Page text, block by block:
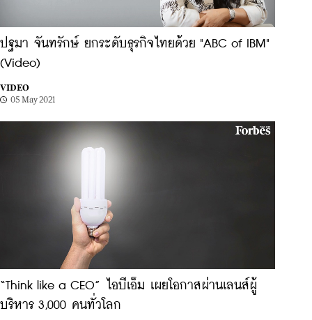
ปฐมา จันทรักษ์ ยกระดับธุรกิจไทยด้วย "ABC of IBM"
(Video)
VIDEO
05 May 2021
“Think like a CEO” ไอบีเอ็ม เผยโอกาสผ่านเลนส์ผู้
บริหาร 3,000 คนทั่วโลก